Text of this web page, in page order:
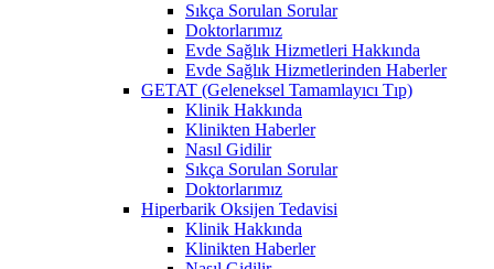
Sıkça Sorulan Sorular
Doktorlarımız
Evde Sağlık Hizmetleri Hakkında
Evde Sağlık Hizmetlerinden Haberler
GETAT (Geleneksel Tamamlayıcı Tıp)
Klinik Hakkında
Klinikten Haberler
Nasıl Gidilir
Sıkça Sorulan Sorular
Doktorlarımız
Hiperbarik Oksijen Tedavisi
Klinik Hakkında
Klinikten Haberler